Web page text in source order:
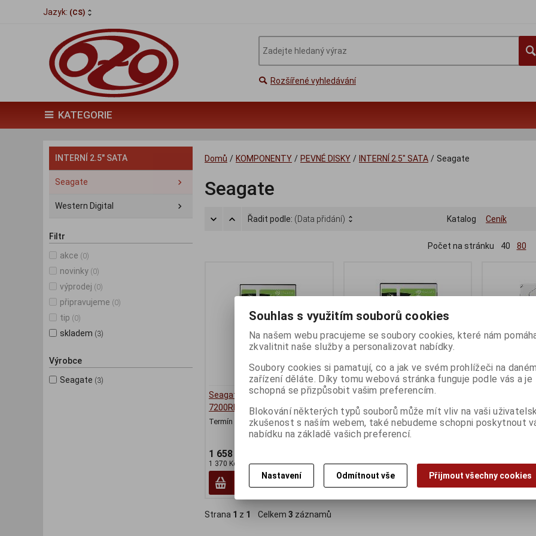
Jazyk: (CS)
Rozšířené vyhledávání
KATEGORIE
INTERNÍ 2.5" SATA
Seagate
Western Digital
Filtr
akce (0)
novinky (0)
výprodej (0)
připravujeme (0)
tip (0)
skladem (3)
Výrobce
Seagate (3)
Domů / KOMPONENTY / PEVNÉ DISKY / INTERNÍ 2.5" SATA / Seagate
Seagate
Řadit podle: (Data přidání) Katalog Ceník
Počet na stránku 40 80
Seagate Mobile 1TB 2,5"
7200RPM
Termín dodání (dny):3
1 658 Kč
1 370 Kč (bez DPH:)
Seagate Mobile 2TB 2,5" SATA
Termín dodání (dny):3
1 604 Kč (bez DPH:)
Seagate
Termín dodání
2 586 Kč (bez
Strana 1 z 1 Celkem 3 záznamů
Souhlas s využitím souborů cookies
Na našem webu pracujeme se soubory cookies, které nám
zkvalitnit naše služby a personalizovat nabídky.
Soubory cookies si pamatují, co a jak ve svém prohlížeči na daném
zařízení děláte. Díky tomu webová stránka funguje podle vás a je
schopná se přizpůsobit vašim preferencím.
Blokování některých typů souborů může mít vliv na vaši
zkušenost s naším webem, také nebudeme schopni poskytnout
nabídku na základě vašich preferencí.
Nastavení Odmítnout vše Přijmout všechny cookies